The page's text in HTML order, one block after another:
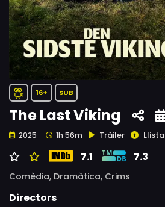
16+ SUB
The Last Viking
2025 1h 56m Tràiler Llista
7.1 7.3
Comèdia, Dramàtica, Crims
Directors